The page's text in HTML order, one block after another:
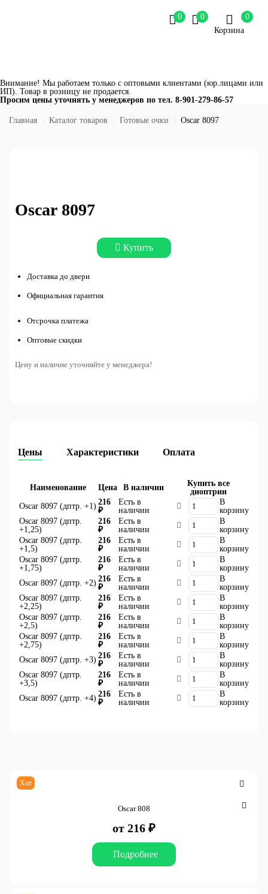
0 0
0
Корзина
Внимание! Мы работаем только с оптовыми клиентами (юр.лицами или
ИП). Товар в розницу не продается.
Просим цены уточнять у менеджеров по тел. 8-901-279-86-57
Главная Каталог товаров Готовые очки Oscar 8097
Oscar 8097
Купить
Доставка до двери
Официальная гарантия
Отсрочка платежа
Оптовые скидки
Цену и наличие уточняйте у менеджера!
Цены Характеристики Оплата
Наименование Цена В наличии
Купить все
диоптрии
Oscar 8097 (дптр. +1) 216
₽
Есть в
наличии
В
корзину
Oscar 8097 (дптр.
+1,25)
216
₽
Есть в
наличии
В
корзину
Oscar 8097 (дптр.
+1,5)
216
₽
Есть в
наличии
В
корзину
Oscar 8097 (дптр.
+1,75)
216
₽
Есть в
наличии
В
корзину
Oscar 8097 (дптр. +2) 216
₽
Есть в
наличии
В
корзину
Oscar 8097 (дптр.
+2,25)
216
₽
Есть в
наличии
В
корзину
Oscar 8097 (дптр.
+2,5)
216
₽
Есть в
наличии
В
корзину
Oscar 8097 (дптр.
+2,75)
216
₽
Есть в
наличии
В
корзину
Oscar 8097 (дптр. +3) 216
₽
Есть в
наличии
В
корзину
Oscar 8097 (дптр.
+3,5)
216
₽
Есть в
наличии
В
корзину
Oscar 8097 (дптр. +4) 216
₽
Есть в
наличии
В
корзину
Oscar 808
от 216 ₽
Подробнее
Хит